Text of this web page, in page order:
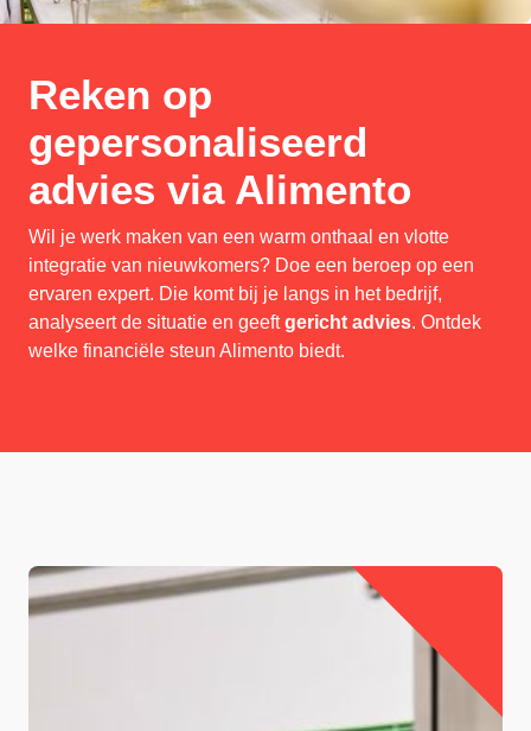
Reken op
gepersonaliseerd
advies via Alimento
Wil je werk maken van een warm onthaal en vlotte
integratie van nieuwkomers? Doe een beroep op een
ervaren expert. Die komt bij je langs in het bedrijf,
analyseert de situatie en geeftgericht advies. Ontdek
welke financiële steun Alimento biedt.